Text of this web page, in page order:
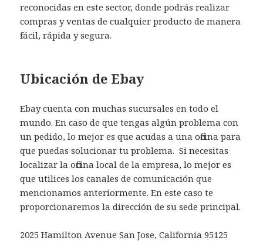
reconocidas en este sector, donde podrás realizar
compras y ventas de cualquier producto de manera
fácil, rápida y segura.
Ubicación de Ebay
Ebay cuenta con muchas sucursales en todo el
mundo. En caso de que tengas algún problema con
un pedido, lo mejor es que acudas a una oficina para
que puedas solucionar tu problema. Si necesitas
localizar la oficina local de la empresa, lo mejor es
que utilices los canales de comunicación que
mencionamos anteriormente. En este caso te
proporcionaremos la dirección de su sede principal.
2025 Hamilton Avenue San Jose, California 95125